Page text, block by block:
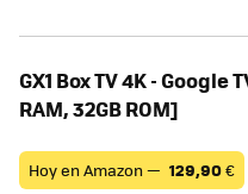
GX1 Box TV 4K - Google
RAM, 32GB ROM]
Hoy en Amazon — 129,90€